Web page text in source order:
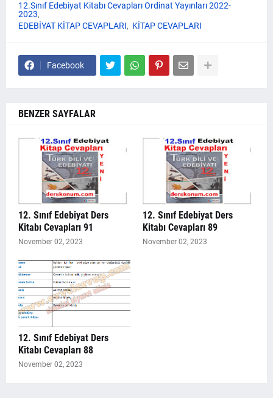
12.Sınıf Edebiyat Kitabı Cevapları Ordinat Yayınları 2022-
2023
EDEBİYAT KİTAP CEVAPLARI
KİTAP CEVAPLARI
Facebook
BENZER SAYFALAR
12. Sınıf Edebiyat Ders
Kitabı Cevapları 91
November 02, 2023
12. Sınıf Edebiyat Ders
Kitabı Cevapları 89
November 02, 2023
12. Sınıf Edebiyat Ders
Kitabı Cevapları 88
November 02, 2023